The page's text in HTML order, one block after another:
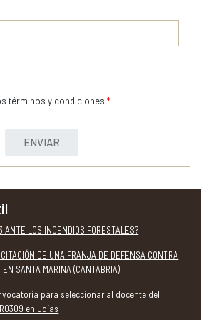
términos y condiciones *
ENVIAR
ANTE LOS INCENDIOS FORESTALES?
DE UNA FRANJA DE DEFENSA CONTRA
EN SANTA MARINA (CANTABRIA)
para seleccionar al docente del
en Udías